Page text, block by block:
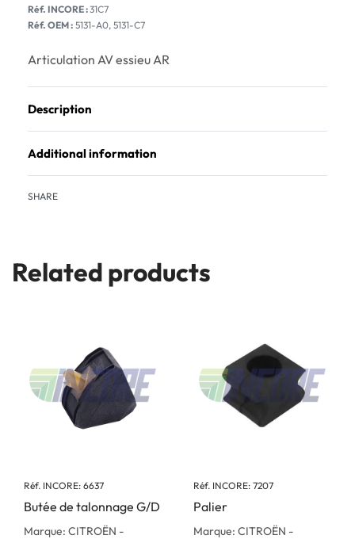
31C7
Réf. OEM : 5131-A0, 5131-C7
Articulation AV essieu AR
Description
Additional information
SHARE
Related products
Réf. INCORE: 6637
Butée de talonnage G/D
Marque: CITROËN -
Réf. INCORE: 7207
Palier
Marque: CITROËN -